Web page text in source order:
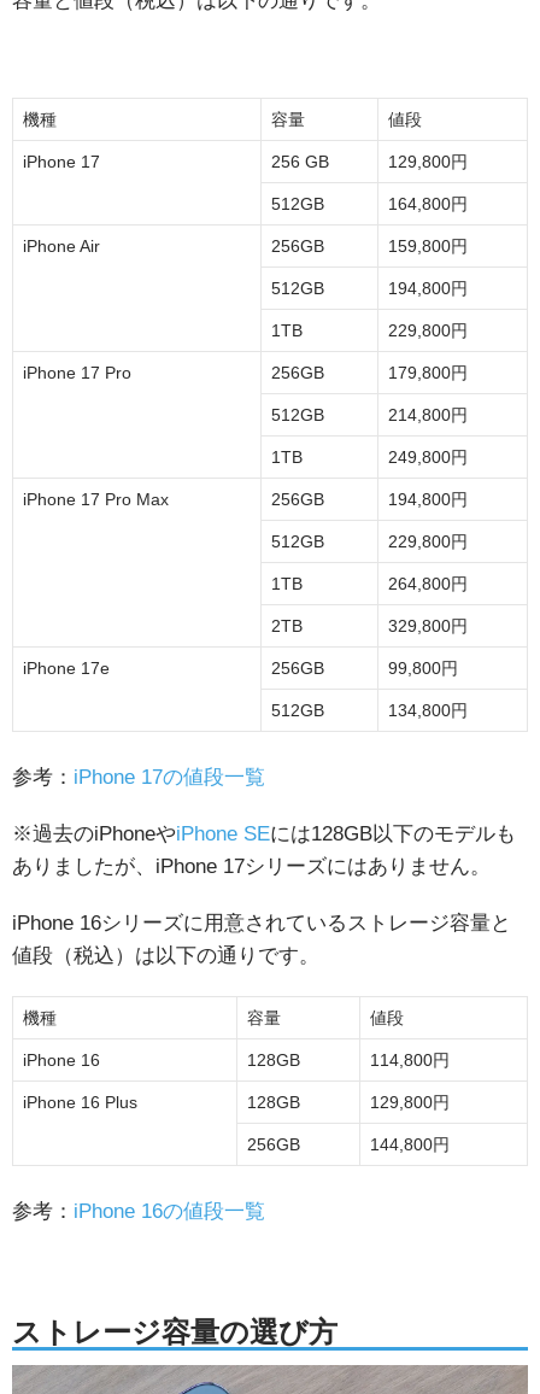
機種 容量 値段
iPhone 17 256 GB 129,800円
512GB 164,800円
iPhone Air 256GB 159,800円
512GB 194,800円
1TB 229,800円
iPhone 17 Pro 256GB 179,800円
512GB 214,800円
1TB 249,800円
iPhone 17 Pro Max 256GB 194,800円
512GB 229,800円
1TB 264,800円
2TB 329,800円
iPhone 17e 256GB 99,800円
512GB 134,800円
参考： iPhone 17の値段一覧
※過去のiPhoneやiPhone SEには128GB以下のモデルも
ありましたが、iPhone 17シリーズにはありません。
iPhone 16シリーズに用意されているストレージ容量と
値段（税込）は以下の通りです。
機種 容量 値段
iPhone 16 128GB 114,800円
iPhone 16 Plus 128GB 129,800円
256GB 144,800円
参考： iPhone 16の値段一覧
ストレージ容量の選び方